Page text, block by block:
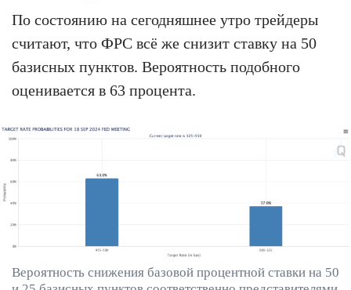
По состоянию на сегодняшнее утро трейдеры
считают, что ФРС всё же снизит ставку на 50
базисных пунктов. Вероятность подобного
оценивается в 63 процента.
Вероятность снижения базовой процентной ставки на 50